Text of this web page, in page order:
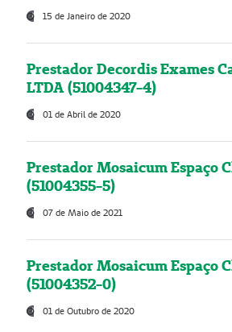
15 de Janeiro de 2020
Prestador Decordis Exames
LTDA (51004347-4)
01 de Abril de 2020
Prestador Mosaicum Espaço
(51004355-5)
07 de Maio de 2021
Prestador Mosaicum Espaço
(51004352-0)
01 de Outubro de 2020